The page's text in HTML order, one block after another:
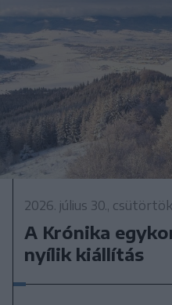
2026. július 30., csütörtök
A Krónika
nyílik kiállítás